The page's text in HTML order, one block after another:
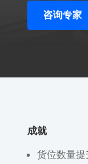
咨询专家
成就
货位数量提